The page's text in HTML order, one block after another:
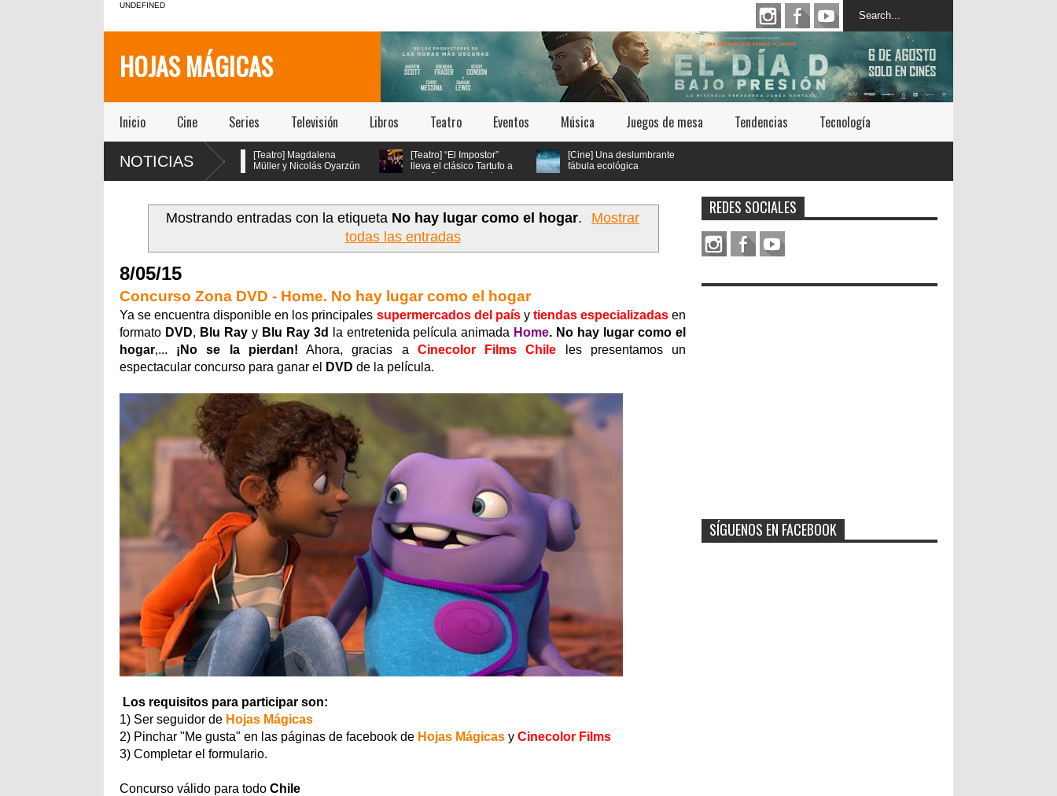
UNDEFINED
HOJAS MÁGICAS
Inicio Cine Series Televisión Libros Teatro Eventos Música Juegos de mesa Tendencias Tecnología
NOTICIAS
[Teatro] María Gracia
Omegna protagoniza
[Teatro] Magdalena
Müller y Nicolás Oyarzún
[Teatro] “El Impostor”
lleva el clásico Tartufo a
[Cine] Una deslumbrante
fábula ecológica
Mostrando entradas con la etiqueta No hay lugar como el hogar.
Mostrar
todas las entradas
8/05/15
Concurso Zona DVD - Home. No hay lugar como el hogar
Ya se encuentra disponible en los principales supermercados del paísy tiendas especializadasen
formato DVD, Blu Ray yBlu Ray 3d la entretenida película animada Home. No hay lugar como el
hogar,... ¡No se la pierdan! Ahora, gracias a Cinecolor Films Chile les presentamos un
espectacular concurso para ganar el
DVD de la película.
Los requisitos para participar son:
1) Ser seguidor de Hojas Mágicas
2) Pinchar "Me gusta" en las páginas de facebook de Hojas Mágicas y Cinecolor Films
3) Completar el formulario.
Concurso válido para todo Chile
REDES SOCIALES
SÍGUENOS EN FACEBOOK